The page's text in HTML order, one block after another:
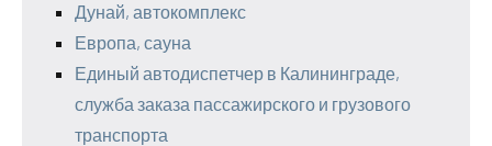
Дунай, автокомплекс
Европа, сауна
Единый автодиспетчер в Калининграде,
служба заказа пассажирского и грузового
транспорта